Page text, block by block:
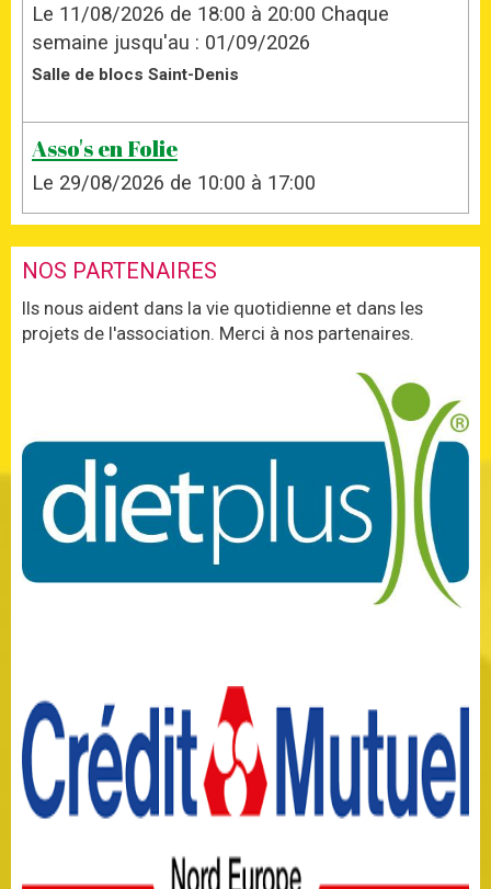
Le 11/08/2026 de 18:00 à 20:00 Chaque
semaine jusqu'au : 01/09/2026
Salle de blocs Saint-Denis
Asso's en Folie
Le 29/08/2026 de 10:00 à 17:00
NOS PARTENAIRES
Ils nous aident dans la vie quotidienne et dans les
projets de l'association. Merci à nos partenaires.